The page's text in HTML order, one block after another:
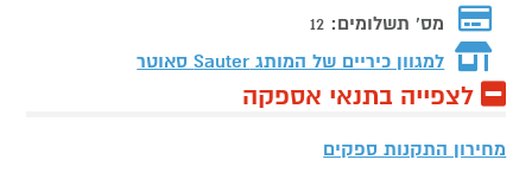
מס' תשלומים: 12
למגוון כיריים של המותג Sauter סאוטר
לצפייה בתנאי אספקה
מחירון התקנות ספקים